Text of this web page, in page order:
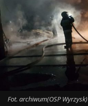
Fot. archiwum(OSP Wyrzysk)